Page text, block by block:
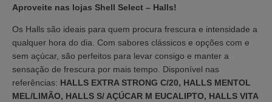
Aproveite nas lojas Shell Select – Halls!
Os Halls são ideais para quem procura frescura e intensidade a
qualquer hora do dia. Com sabores clássicos e opções com e
sem açúcar, são perfeitos para levar consigo e manter a
sensação de frescura por mais tempo. Disponível nas
referências: HALLS EXTRA STRONG C/20, HALLS MENTOL
MEL/LIMÃO, HALLS S/ AÇÚCAR M EUCALIPTO, HALLS VITA